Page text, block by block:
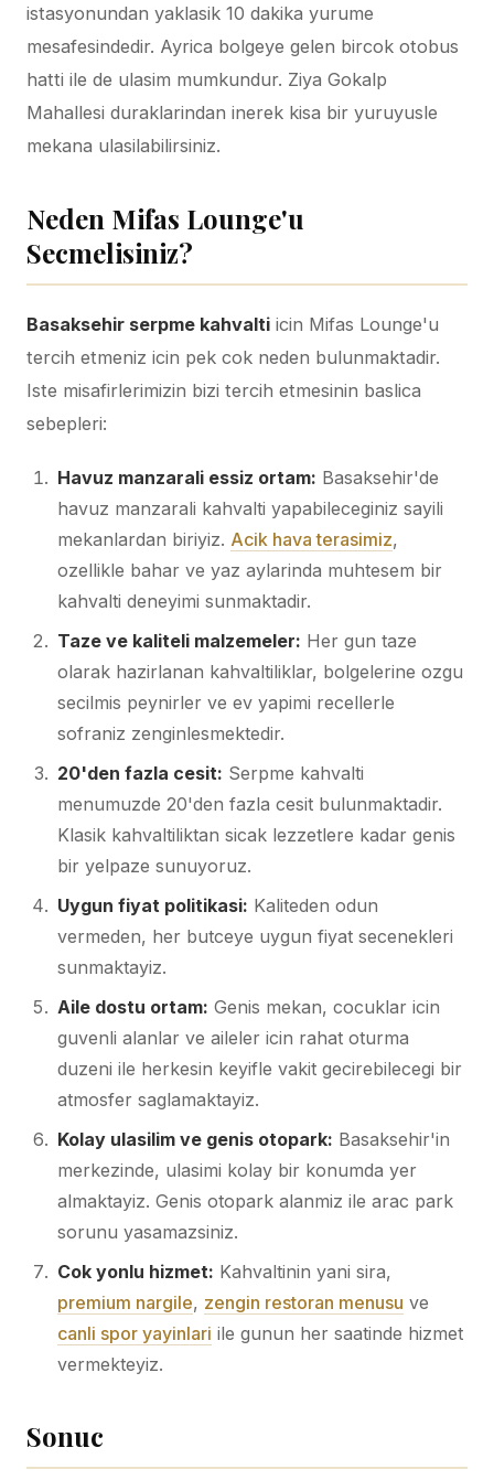
istasyonundan yaklasik 10 dakika yurume
mesafesindedir. Ayrica bolgeye gelen bircok otobus
hatti ile de ulasim mumkundur. Ziya Gokalp
Mahallesi duraklarindan inerek kisa bir yuruyusle
mekana ulasilabilirsiniz.
Neden Mifas Lounge'u
Secmelisiniz?
Basaksehir serpme kahvalti icin Mifas Lounge'u
tercih etmeniz icin pek cok neden bulunmaktadir.
Iste misafirlerimizin bizi tercih etmesinin baslica
sebepleri:
Havuz manzarali essiz ortam: Basaksehir'de
havuz manzarali kahvalti yapabileceginiz sayili
mekanlardan biriyiz. Acik hava terasimiz,
ozellikle bahar ve yaz aylarinda muhtesem bir
kahvalti deneyimi sunmaktadir.
Taze ve kaliteli malzemeler: Her gun taze
olarak hazirlanan kahvaltiliklar, bolgelerine ozgu
secilmis peynirler ve ev yapimi recellerle
sofraniz zenginlesmektedir.
20'den fazla cesit: Serpme kahvalti
menumuzde 20'den fazla cesit bulunmaktadir.
Klasik kahvaltiliktan sicak lezzetlere kadar genis
bir yelpaze sunuyoruz.
Uygun fiyat politikasi: Kaliteden odun
vermeden, her butceye uygun fiyat secenekleri
sunmaktayiz.
Aile dostu ortam: Genis mekan, cocuklar icin
guvenli alanlar ve aileler icin rahat oturma
duzeni ile herkesin keyifle vakit gecirebilecegi bir
atmosfer saglamaktayiz.
Kolay ulasilim ve genis otopark: Basaksehir'in
merkezinde, ulasimi kolay bir konumda yer
almaktayiz. Genis otopark alanmiz ile arac park
sorunu yasamazsiniz.
Cok yonlu hizmet: Kahvaltinin yani sira,
premium nargile, zengin restoran menusu ve
canli spor yayinlari ile gunun her saatinde hizmet
vermekteyiz.
Sonuc